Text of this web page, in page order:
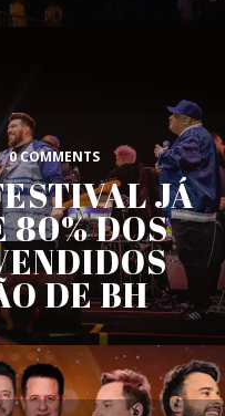
0 COMMENTS
JÁ
80% DOS
DE BH